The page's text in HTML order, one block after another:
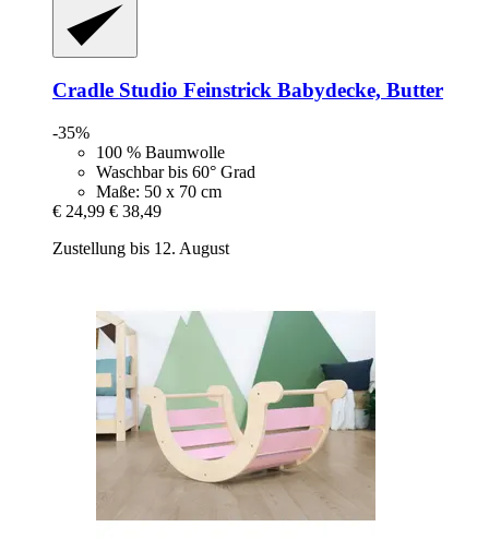
Cradle Studio Feinstrick Babydecke, Butter
-35%
100 % Baumwolle
Waschbar bis 60° Grad
Maße: 50 x 70 cm
€ 24,99 € 38,49
Zustellung bis 12. August